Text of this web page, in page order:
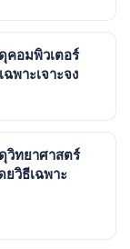
คอมพิวเตอร์
พาะเจาะจง
วิทยาศาสตร์
วิธีเฉพาะ